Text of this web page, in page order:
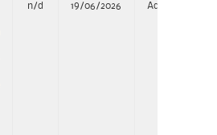
n/d 19/06/2026 Adjudicación